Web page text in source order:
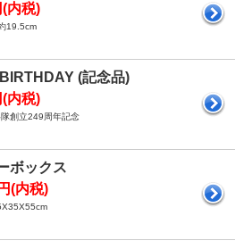
内税)
19.5cm
(記念品)
内税)
創立249周年記念
ボックス
(内税)